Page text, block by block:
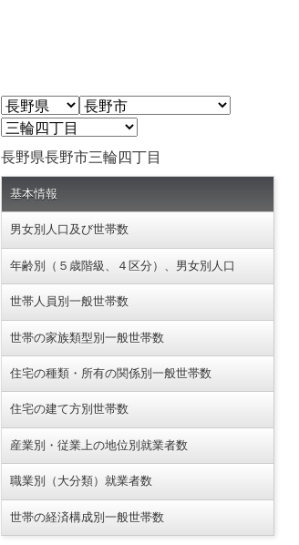
長野県長野市三輪四丁目
基本情報
男女別人口及び世帯数
年齢別（５歳階級、４区分）、男女別人口
世帯人員別一般世帯数
世帯の家族類型別一般世帯数
住宅の種類・所有の関係別一般世帯数
住宅の建て方別世帯数
産業別・従業上の地位別就業者数
職業別（大分類）就業者数
世帯の経済構成別一般世帯数